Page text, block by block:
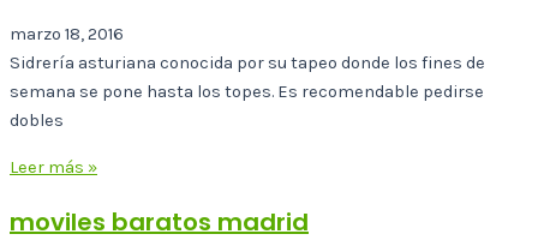
marzo 18, 2016
Sidrería asturiana conocida por su tapeo donde los fines de
semana se pone hasta los topes. Es recomendable pedirse
dobles
Leer más »
moviles baratos madrid